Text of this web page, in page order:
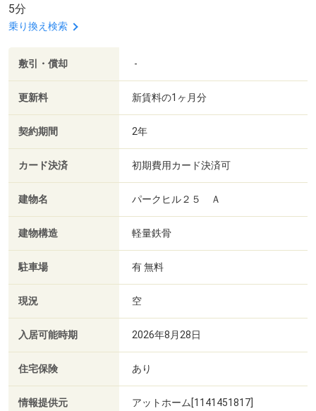
5分
乗り換え検索
敷引・償却 -
更新料 新賃料の1ヶ月分
契約期間 2年
カード決済 初期費用カード決済可
建物名 パークヒル２５ Ａ
建物構造 軽量鉄骨
駐車場 有 無料
現況 空
入居可能時期 2026年8月28日
住宅保険 あり
情報提供元 アットホーム[1141451817]